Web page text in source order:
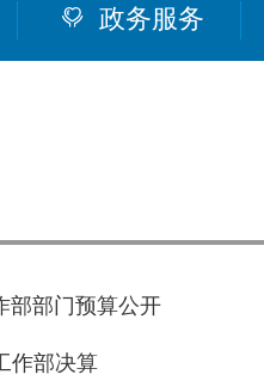
政务服务
部部门预算公开
作部决算